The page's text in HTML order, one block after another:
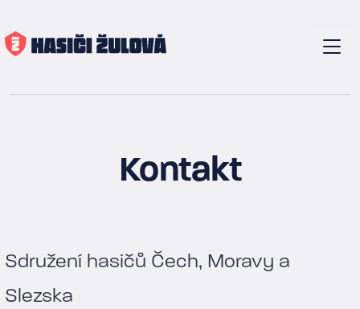
Kontakt
Sdružení hasičů Čech, Moravy a
Slezska